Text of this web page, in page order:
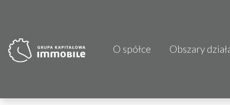
O spółce Obszary
CDI KB Sp. z